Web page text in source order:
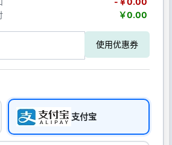
￥0.00
使用优惠券
支付宝